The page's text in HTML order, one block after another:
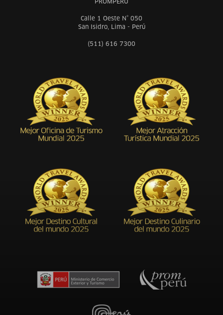
Calle 1 Oeste N° 050
San Isidro, Lima - Perú
(511) 616 7300